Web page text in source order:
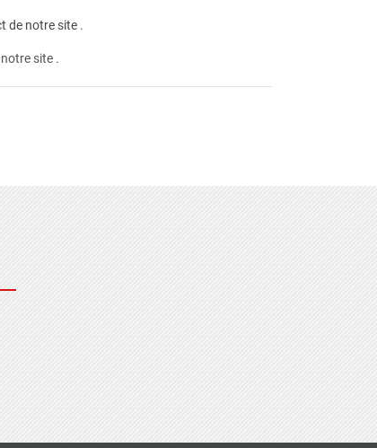
de notre site.
site .